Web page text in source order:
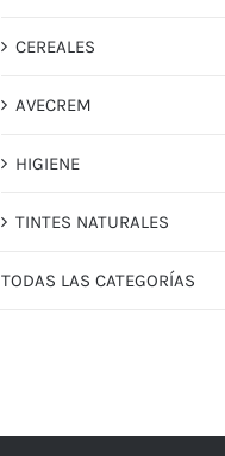
CEREALES
AVECREM
HIGIENE
TINTES NATURALES
TODAS LAS CATEGORÍAS